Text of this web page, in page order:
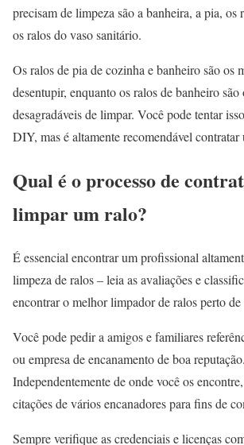
precisam de limpeza são a banheira, a pia, os
os ralos do vaso sanitário.
Os ralos de pia de cozinha e banheiro são os
desentupir, enquanto os ralos de banheiro são
desagradáveis de limpar. Você pode tentar
DIY, mas é altamente recomendável
Qual é o processo de
limpar um ralo?
É essencial encontrar um profissional
limpeza de ralos – leia as avaliações e
encontrar o melhor limpador de ralos perto de
Você pode pedir a amigos e familiares
ou empresa de encanamento de boa reputação.
Independentemente de onde você os
citações de vários encanadores para fins de
Sempre verifique as credenciais e licenças